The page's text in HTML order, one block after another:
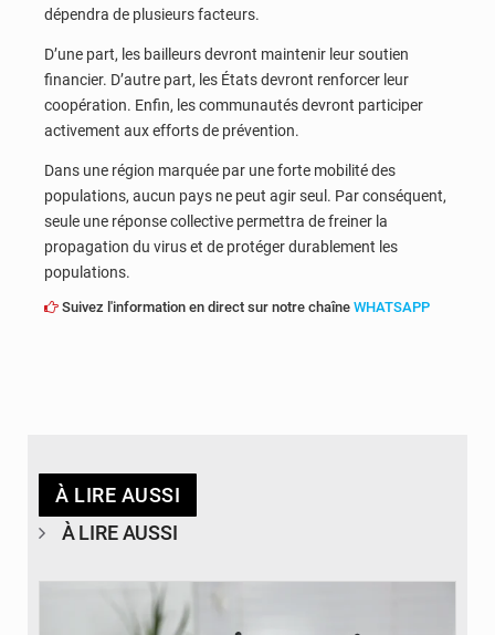
dépendra de plusieurs facteurs.
D’une part, les bailleurs devront maintenir leur soutien
financier. D’autre part, les États devront renforcer leur
coopération. Enfin, les communautés devront participer
activement aux efforts de prévention.
Dans une région marquée par une forte mobilité des
populations, aucun pays ne peut agir seul. Par conséquent,
seule une réponse collective permettra de freiner la
propagation du virus et de protéger durablement les
populations.
Suivez l'information en direct sur notre chaîne WHATSAPP
À LIRE AUSSI
À LIRE AUSSI